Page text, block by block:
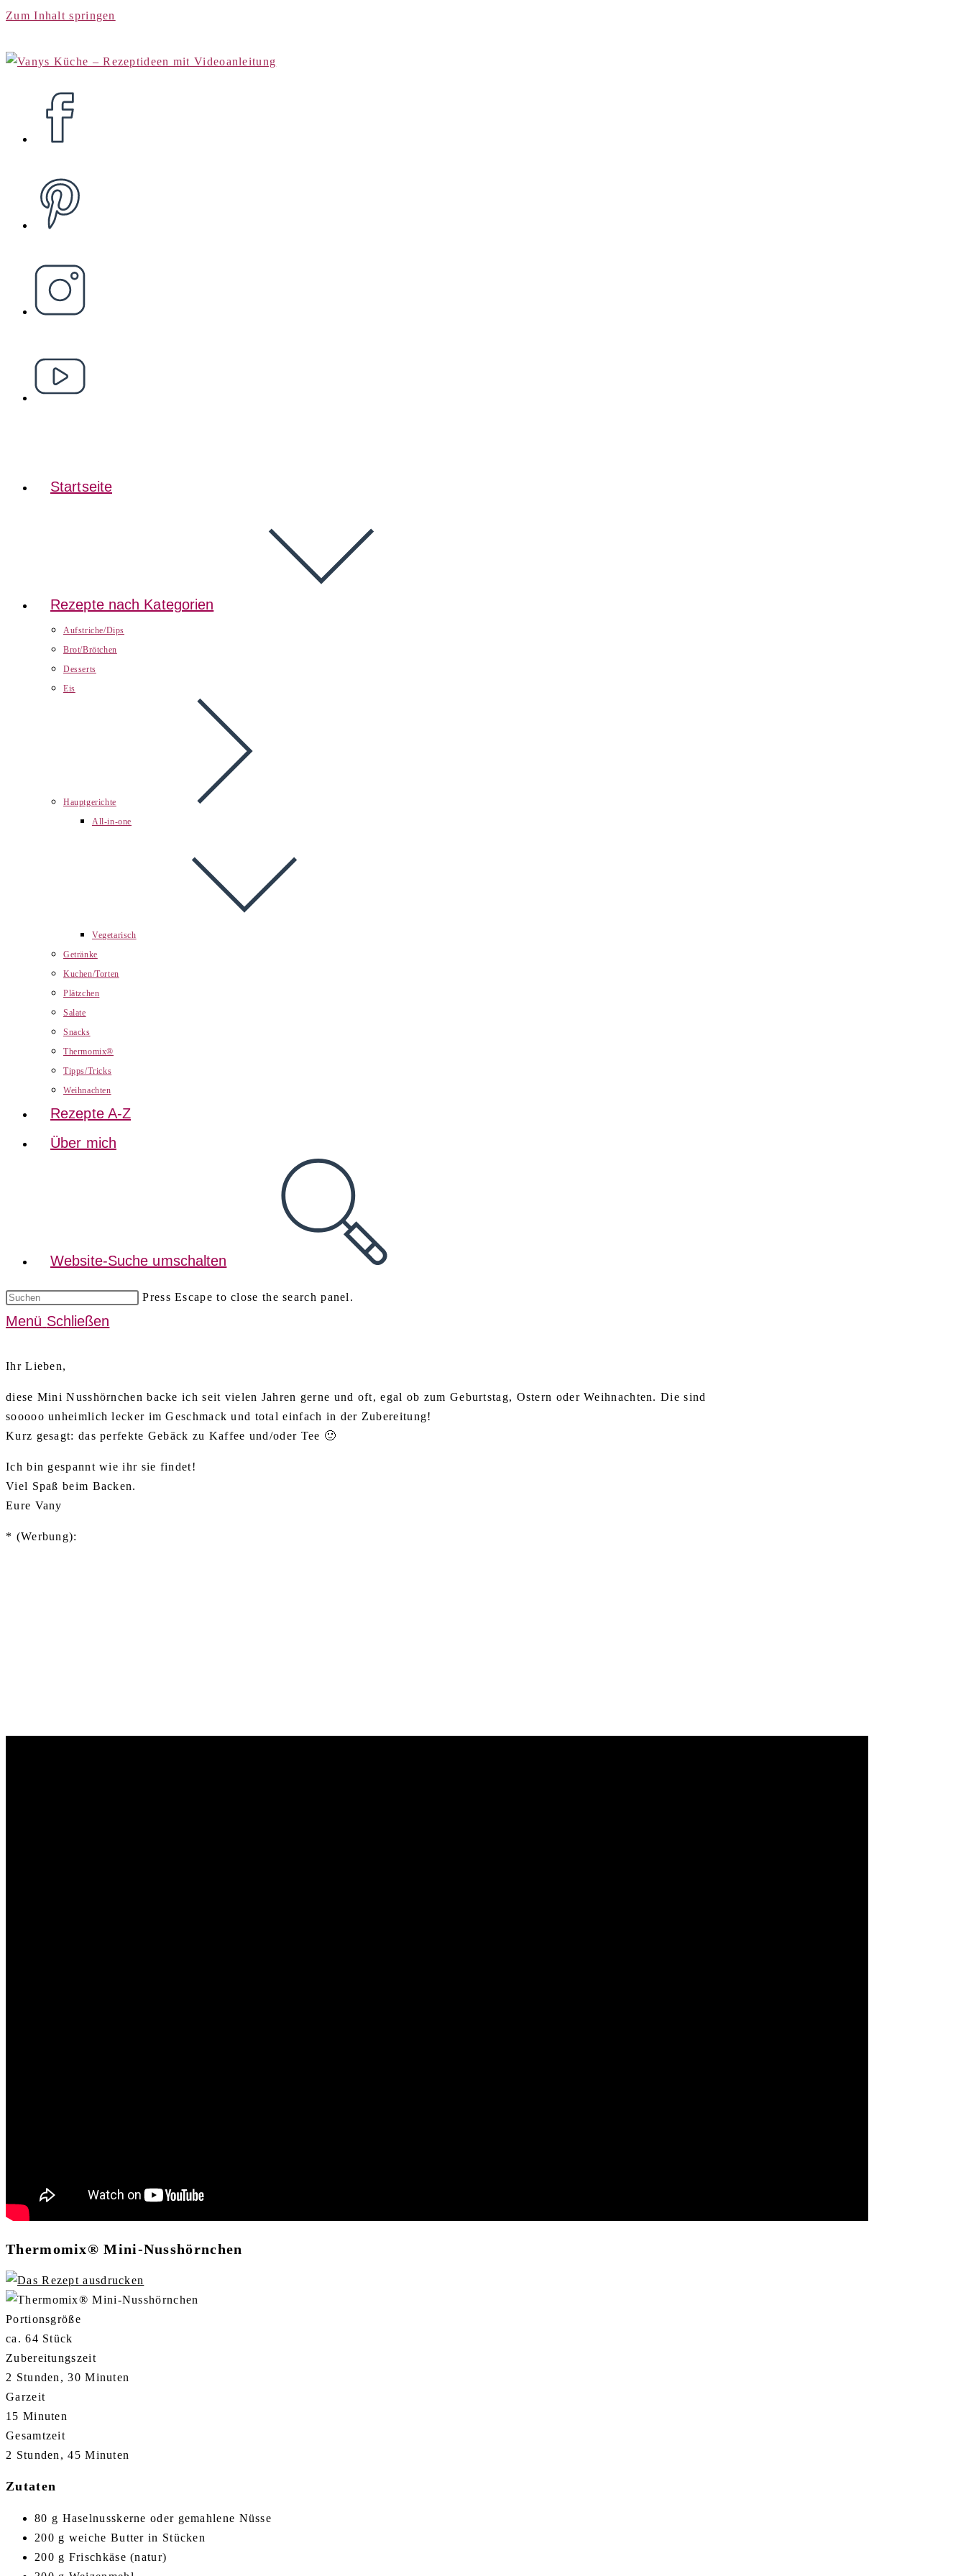
Zum Inhalt springen
Startseite
Rezepte nach Kategorien
Aufstriche/Dips
Brot/Brötchen
Desserts
Eis
Hauptgerichte
All-in-one
Vegetarisch
Getränke
Kuchen/Torten
Plätzchen
Salate
Snacks
Thermomix®
Tipps/Tricks
Weihnachten
Rezepte A-Z
Über mich
Website-Suche umschalten
Press Escape to close the search panel.
Menü Schließen
Ihr Lieben,
diese Mini Nusshörnchen backe ich seit vielen Jahren gerne und oft, egal ob zum Geburtstag, Ostern oder Weihnachten. Die sind
sooooo unheimlich lecker im Geschmack und total einfach in der Zubereitung!
Kurz gesagt: das perfekte Gebäck zu Kaffee und/oder Tee 🙂
Ich bin gespannt wie ihr sie findet!
Viel Spaß beim Backen.
Eure Vany
* (Werbung):
Thermomix® Mini-Nusshörnchen
Portionsgröße
ca. 64 Stück
Zubereitungszeit
2 Stunden, 30 Minuten
Garzeit
15 Minuten
Gesamtzeit
2 Stunden, 45 Minuten
Zutaten
80 g Haselnusskerne oder gemahlene Nüsse
200 g weiche Butter in Stücken
200 g Frischkäse (natur)